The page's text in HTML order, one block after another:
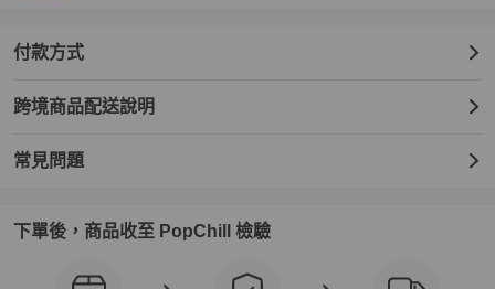
付款方式
跨境商品配送說明
常見問題
下單後，商品收至 PopChill 檢驗